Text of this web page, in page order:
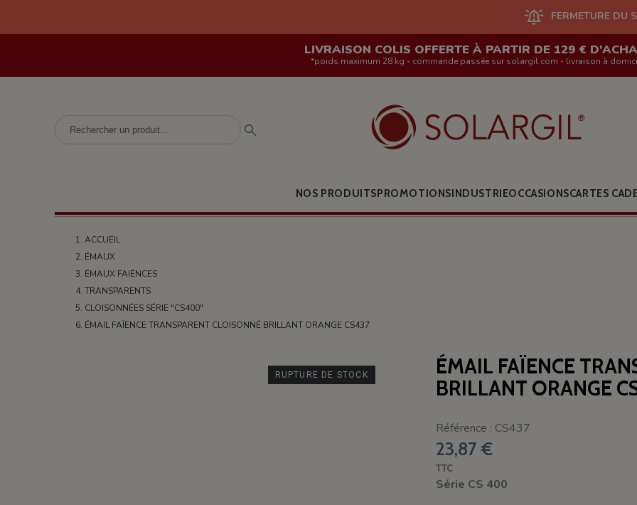
FERMETURE DU SITE EN
LIVRAISON COLIS OFFERTE À PARTIR DE 129 €
*poids maximum 28 kg - commande passée sur solargil.com - livraison à
NOS PRODUITSPROMOTIONSINDUSTRIEOCCASIONSCARTES
ACCUEIL
ÉMAUX
ÉMAUX FAIËNCES
TRANSPARENTS
CLOISONNÉES SÉRIE "CS400"
ÉMAIL FAÏENCE TRANSPARENT CLOISONNÉ BRILLANT ORANGE CS437
RUPTURE DE STOCK
ÉMAIL FAÏENCE
BRILLANT ORANGE
Référence : CS437
23,87 €
TTC
Série CS 400